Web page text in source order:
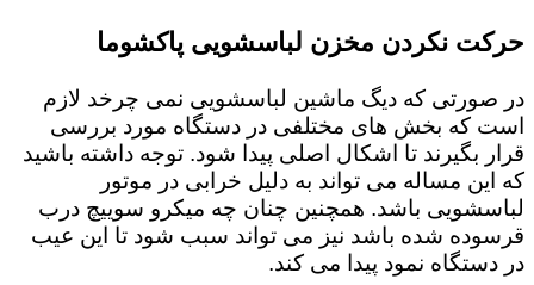
حرکت نکردن مخزن لباسشویی پاکشوما
در صورتی که دیگ ماشین لباسشویی نمی چرخد لازم
است که بخش های مختلفی در دستگاه مورد بررسی
قرار بگیرند تا اشکال اصلی پیدا شود. توجه داشته باشید
که این مساله می تواند به دلیل خرابی در موتور
لباسشویی باشد. همچنین چنان چه میکرو سوییچ درب
قرسوده شده باشد نیز می تواند سبب شود تا این عیب
در دستگاه نمود پیدا می کند.